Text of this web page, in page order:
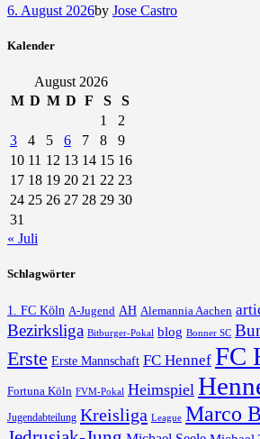
6. August 2026by Jose Castro
Kalender
August 2026
M D M D F S
S
1
2
3
4 5 6 7 8
9
10 11 12 13 14 15 16
17 18 19 20 21 22 23
24 25 26 27 28 29 30
31
« Juli
Schlagwörter
1. FC Köln A-Jugend AH Alemannia Aachen
Bezirksliga Bitburger-Pokal blog Bonner SC
Erste Erste Mannschaft FC Hennef FC
Fortuna Köln FVM-Pokal Heimspiel
Jugendabteilung Kreisliga League Marco